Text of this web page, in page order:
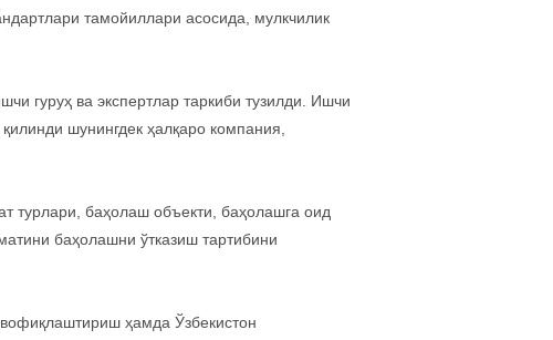
тамойиллари асосида, мулкчилик
гуруҳ ва экспертлар таркиби тузилди. Ишчи
шунингдек ҳалқаро компания,
баҳолаш объекти, баҳолашга оид
баҳолашни ўтказиш тартибини
ҳамда Ўзбекистон